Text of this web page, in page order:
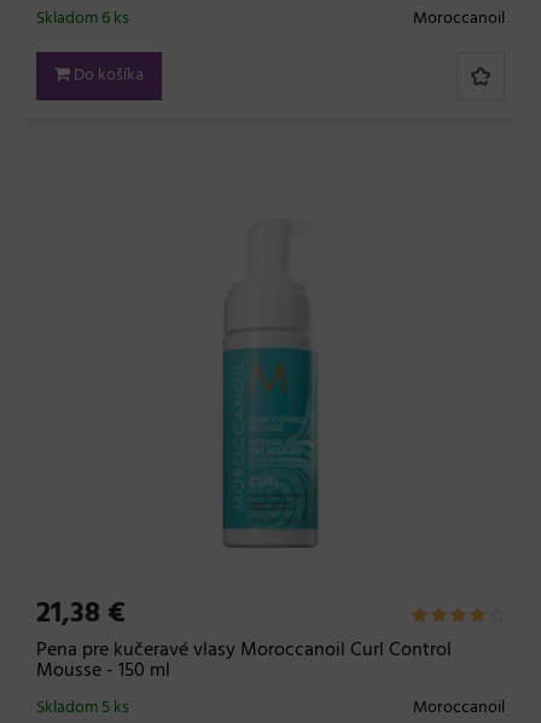
Moroccanoil
Skladom 6 ks
Do košíka
21,38 €
Pena pre kučeravé vlasy Moroccanoil Curl Control
Mousse - 150 ml
Moroccanoil
Skladom 5 ks